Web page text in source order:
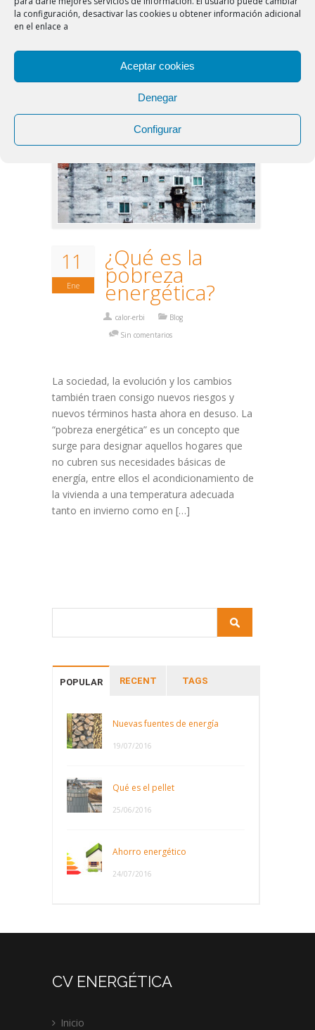
la configuración, desactivar las cookies u obtener información adicional
en el enlace a
Aceptar cookies
Denegar
Configurar
sea la transformación de vatios en lúmenes,
mayor eficacia. La luz blanca fría o neutra es
11
Ene
¿Qué es la
pobreza
energética?
calor-erbi
Blog
Sin comentarios
La sociedad, la evolución y los cambios
también traen consigo nuevos riesgos y
nuevos términos hasta ahora en desuso. La
“pobreza energética” es un concepto que
surge para designar aquellos hogares que
no cubren sus necesidades básicas de
energía, entre ellos el acondicionamiento de
la vivienda a una temperatura adecuada
tanto en invierno como en […]
POPULAR RECENT TAGS
Nuevas fuentes de energía
19/07/2016
Qué es el pellet
25/06/2016
Ahorro energético
24/07/2016
CV ENERGÉTICA
Inicio